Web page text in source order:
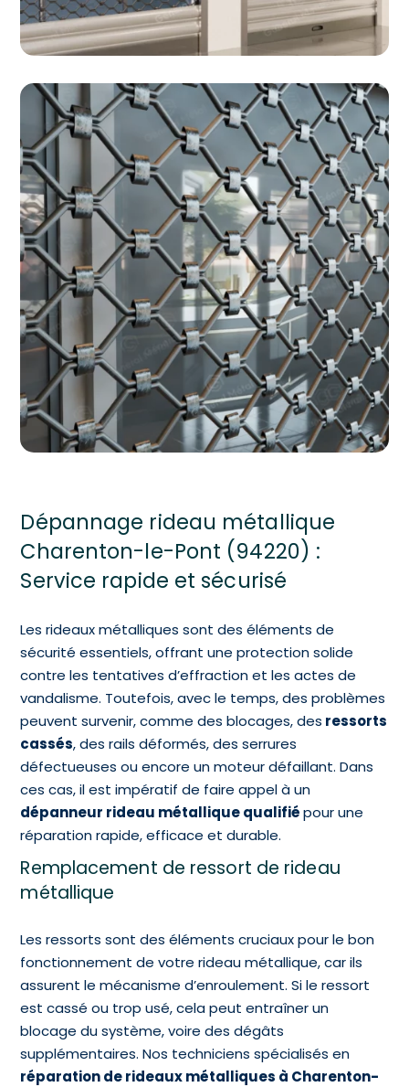
Dépannage rideau métallique
Charenton-le-Pont (94220) :
Service rapide et sécurisé
Les rideaux métalliques sont des éléments de
sécurité essentiels, offrant une protection solide
contre les tentatives d’effraction et les actes de
vandalisme. Toutefois, avec le temps, des problèmes
peuvent survenir, comme des blocages, des ressorts
cassés, des rails déformés, des serrures
défectueuses ou encore un moteur défaillant. Dans
ces cas, il est impératif de faire appel à un
dépanneur rideau métallique qualifiépour une
réparation rapide, efficace et durable.
Remplacement de ressort de rideau
métallique
Les ressorts sont des éléments cruciaux pour le bon
fonctionnement de votre rideau métallique, car ils
assurent le mécanisme d’enroulement. Si le ressort
est cassé ou trop usé, cela peut entraîner un
blocage du système, voire des dégâts
supplémentaires. Nos techniciens spécialisés en
réparation de rideaux métalliques à Charenton-